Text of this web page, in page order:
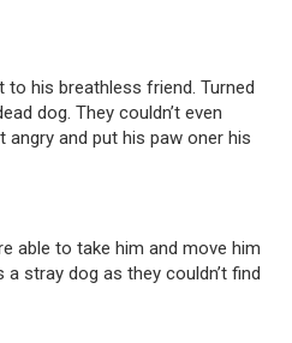
his breathless friend. Turned
dog. They couldn’t even
and put his paw oner his
able to take him and move him
stray dog as they couldn’t find